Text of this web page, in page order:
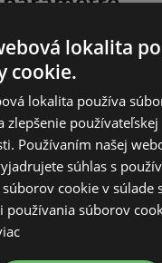
Hodnota
pre mačky
postroj +
(set)
lokalita
cookie.
lokalita používa
zlepšenie používateľskej
Používaním našej
súhlas s
cookie v súlade
používania súborov